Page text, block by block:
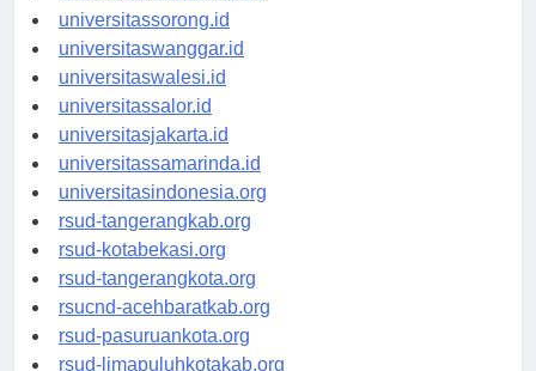
universitasmanokwari.id
universitassorong.id
universitaswanggar.id
universitaswalesi.id
universitassalor.id
universitasjakarta.id
universitassamarinda.id
universitasindonesia.org
rsud-tangerangkab.org
rsud-kotabekasi.org
rsud-tangerangkota.org
rsucnd-acehbaratkab.org
rsud-pasuruankota.org